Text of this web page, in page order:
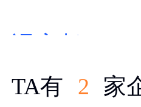
TA有
2 家